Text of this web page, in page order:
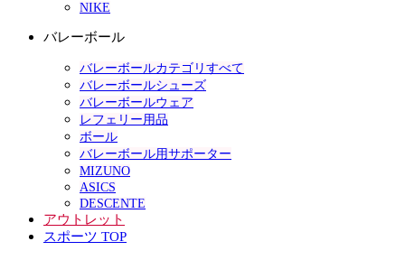
NIKE
バレーボール
バレーボールカテゴリすべて
バレーボールシューズ
バレーボールウェア
レフェリー用品
ボール
バレーボール用サポーター
MIZUNO
ASICS
DESCENTE
アウトレット
スポーツ TOP